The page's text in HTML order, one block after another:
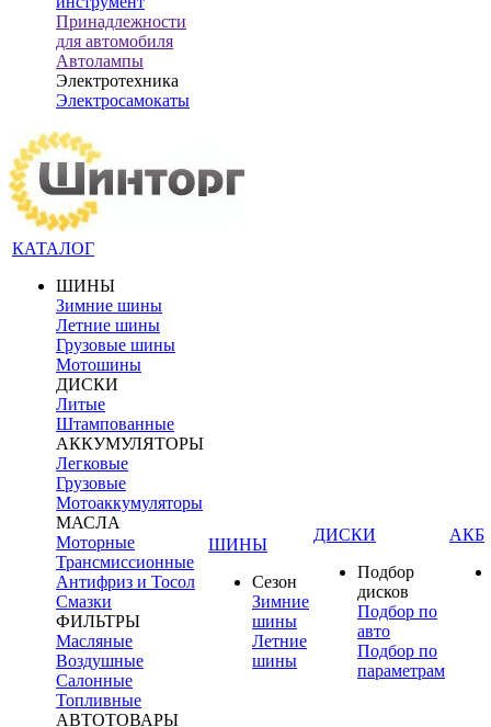
Принадлежности
для автомобиля
Автолампы
Электротехника
Электросамокаты
КАТАЛОГ
ШИНЫ
Зимние шины
Летние шины
Грузовые шины
Мотошины
ДИСКИ
Литые
Штампованные
АККУМУЛЯТОРЫ
Легковые
Грузовые
Мотоаккумуляторы
МАСЛА
Моторные
Трансмиссионные
Антифриз и Тосол
Смазки
ФИЛЬТРЫ
Масляные
Воздушные
Салонные
Топливные
АВТОТОВАРЫ
ШИНЫ
Сезон
Зимние
шины
Летние
шины
ДИСКИ
Подбор
дисков
Подбор по
авто
Подбор по
параметрам
АКБ